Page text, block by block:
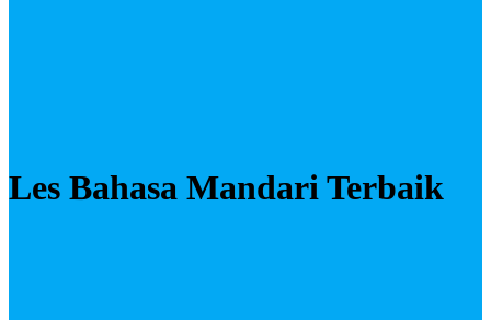
Les Bahasa Mandari Terbaik